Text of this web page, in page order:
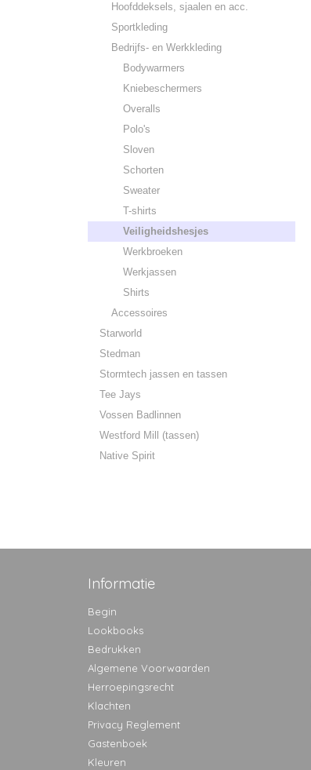
Hoofddeksels, sjaalen en acc.
Sportkleding
Bedrijfs- en Werkkleding
Bodywarmers
Kniebeschermers
Overalls
Polo's
Sloven
Schorten
Sweater
T-shirts
Veiligheidshesjes
Werkbroeken
Werkjassen
Shirts
Accessoires
Starworld
Stedman
Stormtech jassen en tassen
Tee Jays
Vossen Badlinnen
Westford Mill (tassen)
Native Spirit
Informatie
Begin
Lookbooks
Bedrukken
Algemene Voorwaarden
Herroepingsrecht
Klachten
Privacy Reglement
Gastenboek
Kleuren